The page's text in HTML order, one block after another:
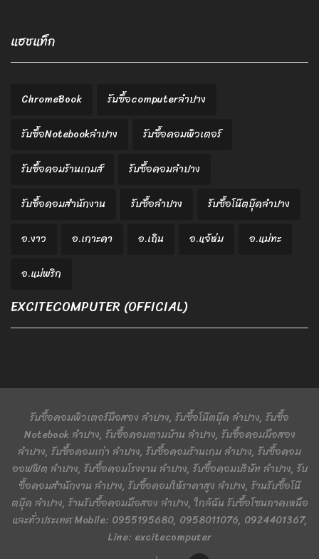
แฮชแท็ก
ChromeBook
รับซื้อcomputerลำปาง
รับซื้อNotebookลำปาง
รับซื้อคอมพิวเตอร์
รับซื้อคอมร้านเกมส์
รับซื้อคอมลำปาง
รับซื้อคอมสำนักงาน
รับซื้อลำปาง
รับซื้อโน๊ตบุ๊คลำปาง
อ.งาว
อ.เกาะคา อ.เถิน อ.แจ้ห่ม
อ.แม่ทะ
อ.แม่พริก
EXCITECOMPUTER (OFFICIAL)
รับซื้อคอมพิวเตอร์มือสอง ลำปาง, รับซื้อโน๊ตบุ๊ค ลำปาง, รับซื้อ
Notebook ลำปาง, รับซื้อคอมตามบ้าน ลำปาง, รับซื้อคอมมือสอง
ลำปาง, รับซื้อคอมเก่า ลำปาง, รับซื้อคอมร้านเกม ลำปาง, รับซื้อคอม
ออฟฟิต ลำปาง, รับซื้อคอมโรงงาน ลำปาง, รับซื้อคอมบริษัท ลำปาง, รับ
ซื้อคอมสำนักงาน ลำปาง, รับซื้อคอมให้ราคาสูง ลำปาง, ร้านรับซื้อโน๊
ตบุ๊ค ลำปาง, ร้านรับซื้อคอมมือสอง ลำปาง, ใกล้ฉัน รับซื้อโซนภาคเหนือ
และทั่วประเทศ Mobile: 0955195680, 0958011076, 0924401367,
Line: excitecomputer